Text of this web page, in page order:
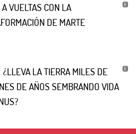
A VUELTAS CON LA
DE MARTE
¿LLEVA LA TIERRA MILES DE
DE AÑOS SEMBRANDO VIDA